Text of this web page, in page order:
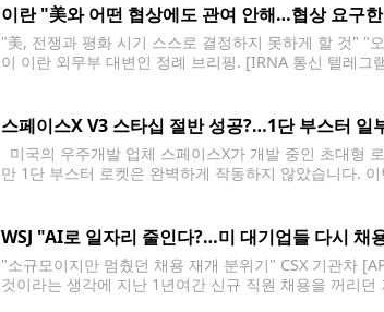
이란 "美와 어떤 협상에도 관여 안해…협상 요구
"美, 전쟁과 평화 시기 스스로 결정하지 못하게 할 것" "
이 이란 외무부 대변인 정례 브리핑. [IRNA 통신 텔레
스페이스X V3 스타십 절반 성공?…1단 부스터 일
미국의 우주개발 업체 스페이스X가 개발 중인 초대형
만 1단 부스터 로켓은 완벽하게 작동하지 않았습니다.
WSJ "AI로 일자리 줄인다?…미 대기업들 다시 채
"소규모이지만 멈췄던 채용 재개 분위기" CSX 기관차
것이라는 생각에 지난 1년여간 신규 직원 채용을 꺼리